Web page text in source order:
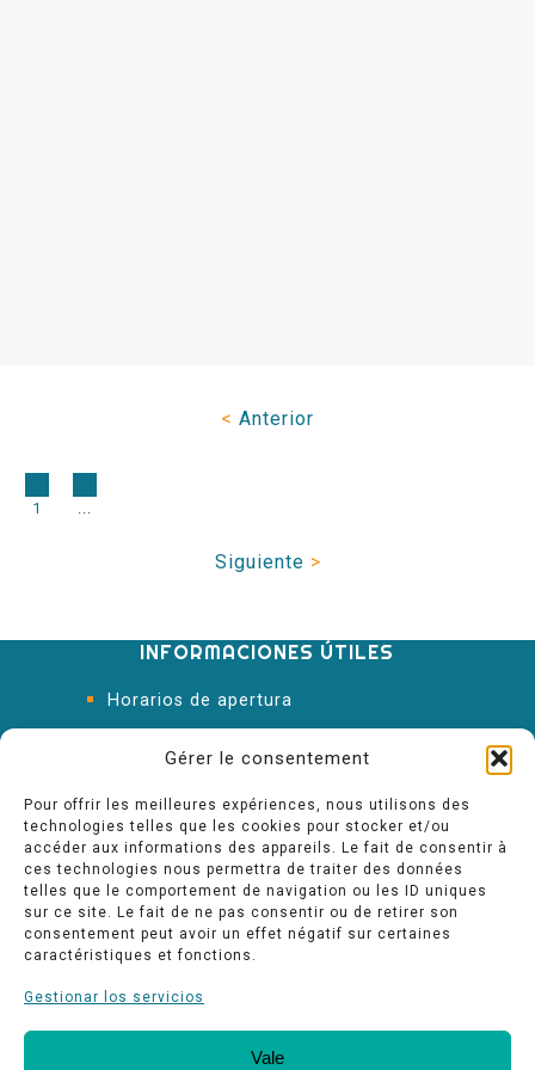
Gérer le consentement
Pour offrir les meilleures expériences, nous utilisons des
technologies telles que les cookies pour stocker et/ou
accéder aux informations des appareils. Le fait de consentir à
ces technologies nous permettra de traiter des données
telles que le comportement de navigation ou les ID uniques
sur ce site. Le fait de ne pas consentir ou de retirer son
consentement peut avoir un effet négatif sur certaines
caractéristiques et fonctions.
Gestionar los servicios
Vale
< Anterior
1 ...
Siguiente >
INFORMACIONES ÚTILES
Horarios de apertura
Oficina de Turismo